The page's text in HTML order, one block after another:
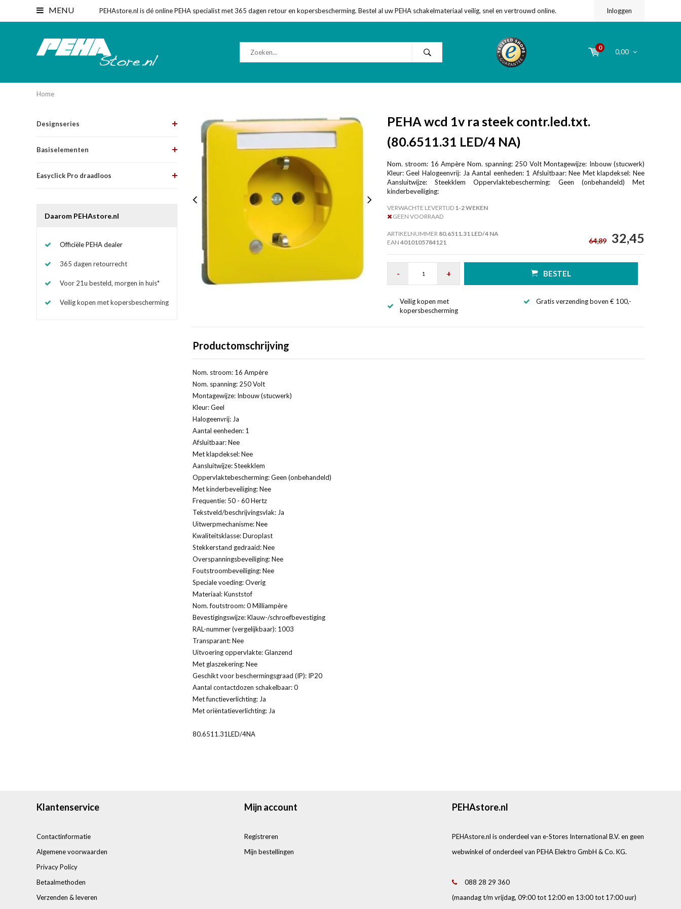
MENU PEHAstore.nl is dé online PEHA specialist met 365 dagen retour en kopersbescherming. Bestel al uw PEHA schakelmateriaal veilig, snel en vertrouwd online. Inloggen
0
0,00
Home
Designseries
Basiselementen
Easyclick Pro draadloos
Daarom PEHAstore.nl
Officiële PEHA dealer
365 dagen retourrecht
Voor 21u besteld, morgen in huis*
Veilig kopen met kopersbescherming
PEHA wcd 1v ra steek contr.led.txt.
(80.6511.31 LED/4 NA)
Nom. stroom: 16 Ampère Nom. spanning: 250 Volt Montagewijze: Inbouw (stucwerk)
Kleur: Geel Halogeenvrij: Ja Aantal eenheden: 1 Afsluitbaar: Nee Met klapdeksel: Nee
Aansluitwijze: Steekklem Oppervlaktebescherming: Geen (onbehandeld) Met
kinderbeveiliging:
VERWACHTE LEVERTIJD1-2 WEKEN
GEEN VOORRAAD
ARTIKELNUMMER 80.6511.31 LED/4 NA
EAN 4010105784121 64,89 32,45
- + BESTEL
Veilig kopen met
kopersbescherming
Gratis verzending boven € 100,-
Productomschrijving
Nom. stroom: 16 Ampère
Nom. spanning: 250 Volt
Montagewijze: Inbouw (stucwerk)
Kleur: Geel
Halogeenvrij: Ja
Aantal eenheden: 1
Afsluitbaar: Nee
Met klapdeksel: Nee
Aansluitwijze: Steekklem
Oppervlaktebescherming: Geen (onbehandeld)
Met kinderbeveiliging: Nee
Frequentie: 50 - 60 Hertz
Tekstveld/beschrijvingsvlak: Ja
Uitwerpmechanisme: Nee
Kwaliteitsklasse: Duroplast
Stekkerstand gedraaid: Nee
Overspanningsbeveiliging: Nee
Foutstroombeveiliging: Nee
Speciale voeding: Overig
Materiaal: Kunststof
Nom. foutstroom: 0 Milliampère
Bevestigingswijze: Klauw-/schroefbevestiging
RAL-nummer (vergelijkbaar): 1003
Transparant: Nee
Uitvoering oppervlakte: Glanzend
Met glaszekering: Nee
Geschikt voor beschermingsgraad (IP): IP20
Aantal contactdozen schakelbaar: 0
Met functieverlichting: Ja
Met oriëntatieverlichting: Ja
80.6511.31LED/4NA
Klantenservice
Contactinformatie
Algemene voorwaarden
Privacy Policy
Betaalmethoden
Verzenden & leveren
Mijn account
Registreren
Mijn bestellingen
PEHAstore.nl
PEHAstore.nl is onderdeel van e-Stores International B.V. en geen
webwinkel of onderdeel van PEHA Elektro GmbH & Co. KG.
088 28 29 360
(maandag t/m vrijdag, 09:00 tot 12:00 en 13:00 tot 17:00 uur)